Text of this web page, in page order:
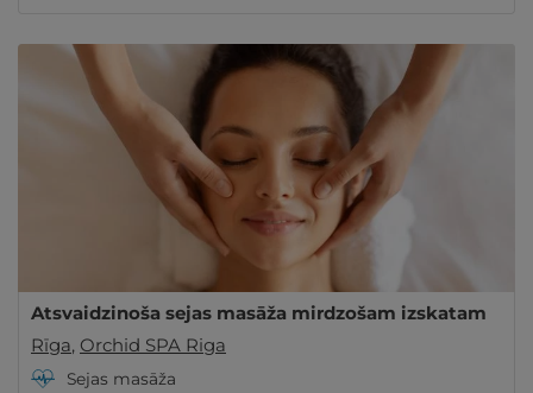
Atsvaidzinoša sejas masāža mirdzošam izskatam
Rīga, Orchid SPA Riga
Sejas masāža